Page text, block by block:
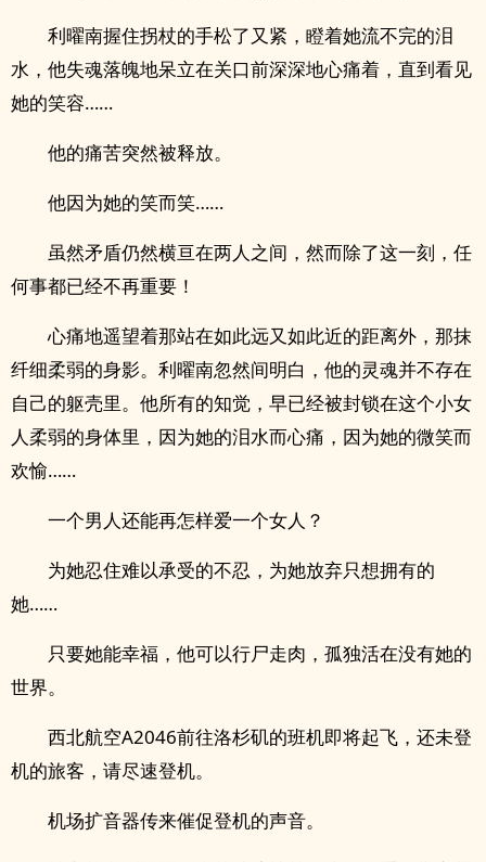
利曜南握住拐杖的手松了又紧，瞪着她流不完的泪
水，他失魂落魄地呆立在关口前深深地心痛着，直到看见
她的笑容……
他的痛苦突然被释放。
他因为她的笑而笑……
虽然矛盾仍然横亘在两人之间，然而除了这一刻，任
何事都已经不再重要！
心痛地遥望着那站在如此远又如此近的距离外，那抹
纤细柔弱的身影。利曜南忽然间明白，他的灵魂并不存在
自己的躯壳里。他所有的知觉，早已经被封锁在这个小女
人柔弱的身体里，因为她的泪水而心痛，因为她的微笑而
欢愉……
一个男人还能再怎样爱一个女人？
为她忍住难以承受的不忍，为她放弃只想拥有的
她……
只要她能幸福，他可以行尸走肉，孤独活在没有她的
世界。
西北航空A2046前往洛杉矶的班机即将起飞，还未登
机的旅客，请尽速登机。
机场扩音器传来催促登机的声音。